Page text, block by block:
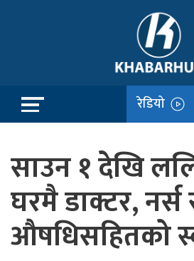
रेडियो
साउन १ देखि
घरमै डाक्टर, नर्स
औषधिसहितको